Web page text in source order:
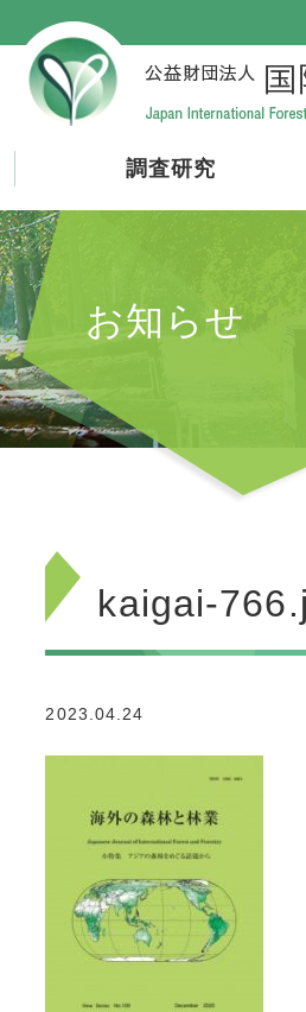
調査研究
お知らせ
kaigai-
2023.04.24